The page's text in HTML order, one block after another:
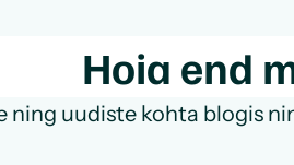
Hoia end
ning uudiste kohta blogis